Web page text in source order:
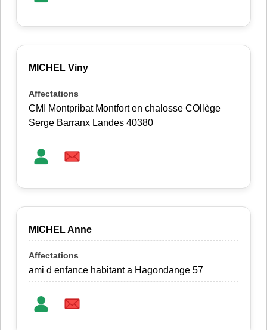
MICHEL Viny
CMI Montpribat Montfort en chalosse COllège
Serge Barranx Landes 40380
MICHEL Anne
ami d enfance habitant a Hagondange 57